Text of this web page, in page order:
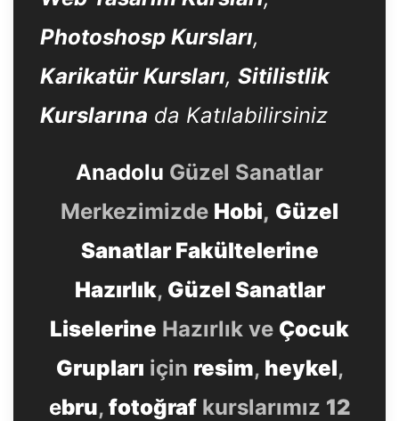
Photoshosp Kursları,
Karikatür Kursları, Sitilistlik
Kurslarına da Katılabilirsiniz
Anadolu Güzel Sanatlar
Merkezimizde Hobi, Güzel
Sanatlar Fakültelerine
Hazırlık, Güzel Sanatlar
Liselerine Hazırlık ve Çocuk
Grupları için resim, heykel,
ebru, fotoğrafkurslarımız 12